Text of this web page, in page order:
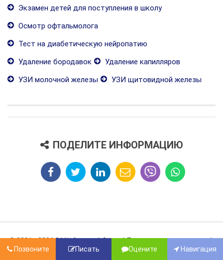
Экзамен детей для поступления в школу
Осмотр офтальмолога
Тест на диабетическую нейропатию
Удаление бородавок
Удаление капилляров
УЗИ молочной железы
УЗИ щитовидной железы
ПОДЕЛИТЕ ИНФОРМАЦИЮ
Позвоните Писать Оцените Навигация
© 2001 - 2026 011info.com О нас Правила использования